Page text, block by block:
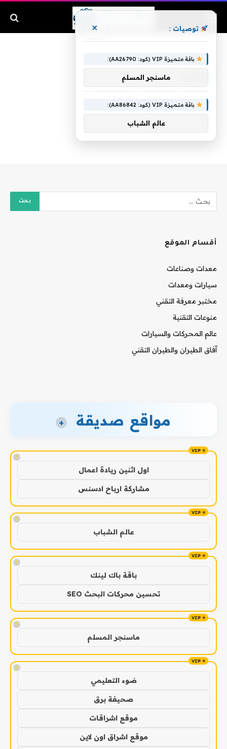
أقسام الموقع
معدات وصناعات
سيارات ومعدات
مختبر معرفة التقني
منوعات التقنية
عالم المحركات والسيارات
آفاق الطيران والطيران التقني
مواقع صديقة +
!
اول اثنين ريادة اعمال
مشاركة ارباح ادسنس
!
عالم الشباب
!
باقة باك لينك
تحسين محركات البحث SEO
!
ماسنجر المسلم
!
ضوء التعليمي
صحيفة برق
موقع اشراقات
موقع اشراق اون لاين
توصيات : ×
باقة متميزة VIP (كود: AA26790):
ماسنجر المسلم
باقة متميزة VIP (كود: AA86842):
عالم الشباب